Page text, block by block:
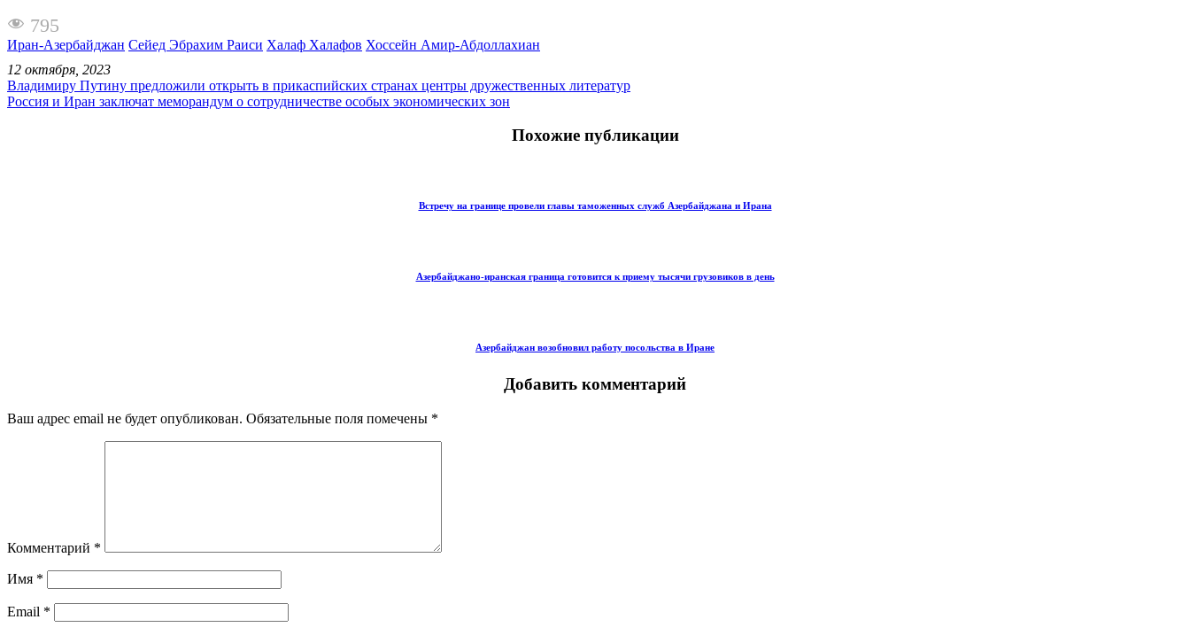
795
Иран-Азербайджан Сейед Эбрахим Раиси Халаф Халафов Хоссейн Амир-Абдоллахиан
12 октября, 2023
Владимиру Путину предложили открыть в прикаспийских странах центры дружественных литератур
Россия и Иран заключат меморандум о сотрудничестве особых экономических зон
Похожие публикации
Встречу на границе провели главы таможенных служб Азербайджана и Ирана
Азербайджано-иранская граница готовится к приему тысячи грузовиков в день
Азербайджан возобновил работу посольства в Иране
Добавить комментарий
Ваш адрес email не будет опубликован. Обязательные поля помечены *
Комментарий *
Имя *
Email *